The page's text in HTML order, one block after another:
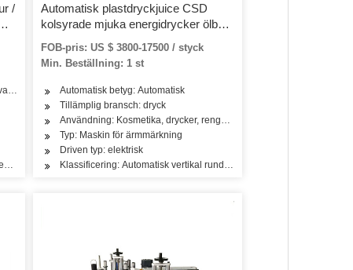
/
alkohol
Automatisk plastdryckjuice CSD
kolsyrade mjuka energidrycker ölburk
mineral mineral fortfarande dricka
sodavattenflaska PVC-etikett
krymphylsa märkningsmaskin
FOB-pris: US $ 3800-17500 / styck
Min. Beställning: 1 st
Automatisk betyg: Automatisk
Tillämplig bransch: dryck
Användning: Kosmetika, drycker, rengöring, tvättmedel,
Typ: Maskin för ärmmärkning
Driven typ: elektrisk
Klassificering: Automatisk vertikal rund flaskmärkningsmaskin